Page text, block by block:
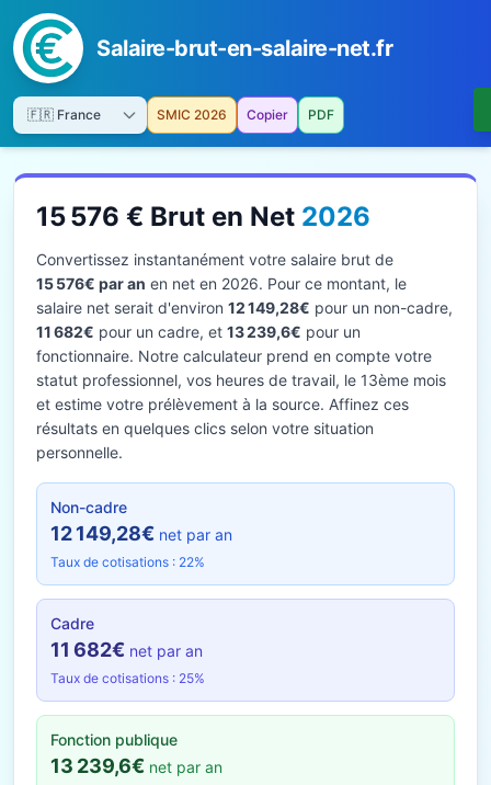
Salaire-brut-en-salaire-net.fr
SMIC 2026 Copier PDF
15 576 € Brut en Net 2026
Convertissez instantanément votre salaire brut de
15 576€ par an en net en 2026. Pour ce montant, le
salaire net serait d'environ 12 149,28€ pour un non-cadre,
11 682€ pour un cadre, et 13 239,6€ pour un
fonctionnaire. Notre calculateur prend en compte votre
statut professionnel, vos heures de travail, le 13ème mois
et estime votre prélèvement à la source. Affinez ces
résultats en quelques clics selon votre situation
personnelle.
Non-cadre
12 149,28€ net par an
Taux de cotisations : 22%
Cadre
11 682€ net par an
Taux de cotisations : 25%
Fonction publique
13 239,6€ net par an